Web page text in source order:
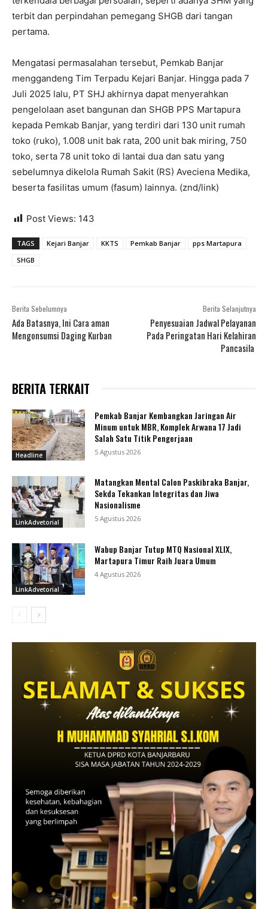
terbit dan perpindahan pemegang SHGB dari tangan
pertama.
Mengatasi permasalahan tersebut, Pemkab Banjar
menggandeng Tim Terpadu Kejari Banjar. Hingga pada 7
Juli 2025 lalu, PT SHJ akhirnya dapat menyerahkan
pengelolaan aset bangunan dan SHGB PPS Martapura
kepada Pemkab Banjar, yang terdiri dari 130 unit rumah
toko (ruko), 1.008 unit bak rata, 200 unit bak miring, 750
toko, serta 78 unit toko di lantai dua dan satu yang
sebelumnya dikelola Rumah Sakit (RS) Aveciena Medika,
beserta fasilitas umum (fasum) lainnya. (znd/link)
Post Views: 143
TAGS Kejari Banjar KKTS Pemkab Banjar
pps Martapura
SHGB
Berita Sebelumnya
Ada Batasnya, Ini Cara aman
Mengonsumsi Daging Kurban
Berita Selanjutnya
Penyesuaian Jadwal Pelayanan
Pada Peringatan Hari Kelahiran
Pancasila
BERITA TERKAIT
Headline
Pemkab Banjar Kembangkan Jaringan Air
Minum untuk MBR, Komplek Arwana 17 Jadi
Salah Satu Titik Pengerjaan
5 Agustus 2026
LinkAdvetorial
Matangkan Mental Calon Paskibraka Banjar,
Sekda Tekankan Integritas dan Jiwa
Nasionalisme
5 Agustus 2026
LinkAdvetorial
Wabup Banjar Tutup MTQ Nasional XLIX,
Martapura Timur Raih Juara Umum
4 Agustus 2026